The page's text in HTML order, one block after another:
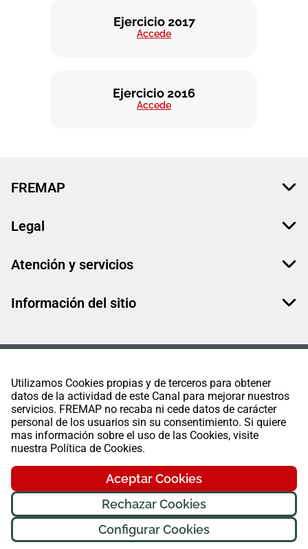
Utilizamos Cookies propias y de terceros para obtener
datos de la actividad de este Canal para mejorar nuestros
servicios. FREMAP no recaba ni cede datos de carácter
personal de los usuarios sin su consentimiento. Si quiere
mas información sobre el uso de las Cookies, visite
nuestra Política de Cookies.
Aceptar Cookies
Rechazar Cookies
Configurar Cookies
Ejercicio 2017
Accede
Ejercicio 2016
Accede
FREMAP
Legal
Atención y servicios
Información del sitio
FREMAP Ⓒ Todos los derechos reservados